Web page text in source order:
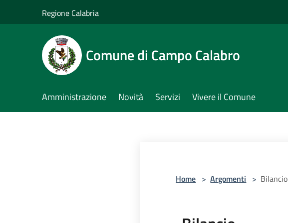
Regione Calabria
Comune di Campo Calabro
Amministrazione Novità Servizi Vivere il Comune
Home > Argomenti > Bilancio